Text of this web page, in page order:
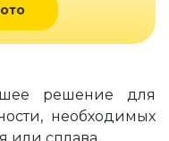
решение для
необходимых
или сплава.